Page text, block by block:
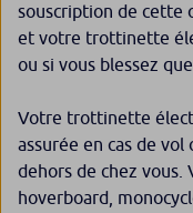
souscription de cette
et votre trottinette
ou si vous blessez
Votre trottinette
assurée en cas de vol
dehors de chez vous.
hoverboard,